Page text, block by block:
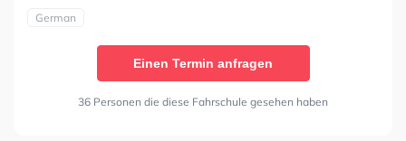
German
Einen Termin anfragen
36 Personen die diese Fahrschule gesehen haben